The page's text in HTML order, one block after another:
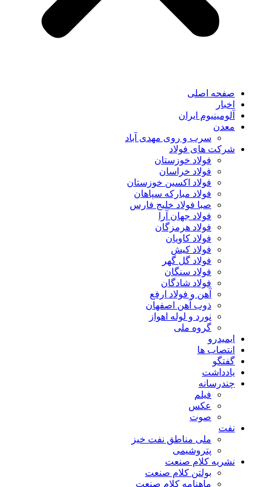
صفحه اصلی
اخبار
آلومینیوم ایران
معدن
سرب و روی مهدی آباد
شرکت های فولاد
فولاد خوزستان
فولاد خراسان
فولاد اکسین خوزستان
فولاد مبارکه سپاهان
صبا فولاد خلیج فارس
فولاد جهان آرا
فولاد هرمزگان
فولاد کاویان
فولاد کیش
فولاد گل گهر
فولاد سنگان
فولاد شادگان
آهن و فولاد ارفع
ذوب آهن اصفهان
نورد و لوله اهواز
گروه ملی
ایمیدرو
انتصاب ها
گفتگو
یادداشت
چندرسانه
فیلم
عکس
صوت
نفت
ملی مناطق نفت خیز
پتروشیمی
نشریه کلام صنعت
بولتن کلام صنعت
ماهنامه کلام صنعت